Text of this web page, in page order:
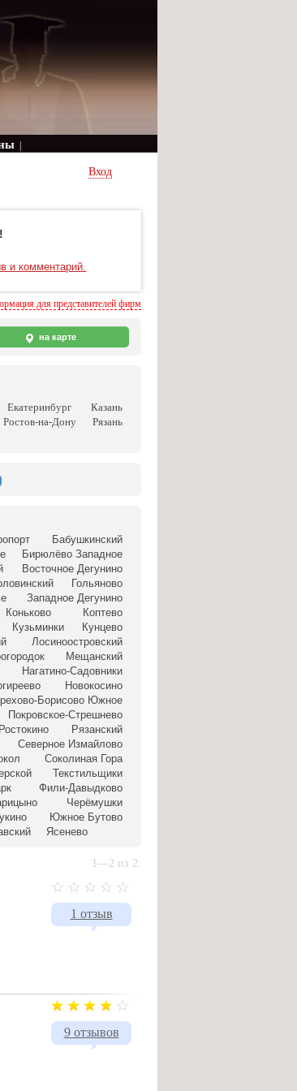
Вход
и комментарий.
для представителей фирм
на карте
Екатеринбург
Казань
Ростов-на-Дону
Рязань
Бабушкинский
Бирюлёво Западное
Восточное Дегунино
Гольяново
Западное Дегунино
Коньково
Коптево
Кузьминки
Кунцево
Лосиноостровский
Мещанский
Нагатино-Садовники
Новокосино
Борисово Южное
Покровское-Стрешнево
Ростокино
Рязанский
Северное Измайлово
Соколиная Гора
Текстильщики
Фили-Давыдково
Черёмушки
Южное Бутово
Ясенево
1—2 из 2.
1 отзыв
9 отзывов